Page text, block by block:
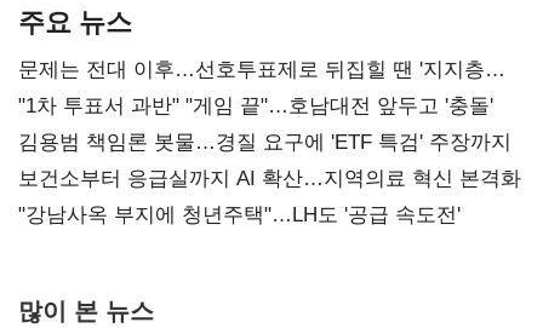
주요 뉴스
문제는 전대 이후…선호투표제로 뒤집힐 땐 '지지층
불복'
"1차 투표서 과반" "게임 끝"…호남대전 앞두고 '충돌'
김용범 책임론 봇물…경질 요구에 'ETF 특검' 주장까지
보건소부터 응급실까지 AI 확산…지역의료 혁신 본격화
"강남사옥 부지에 청년주택"…LH도 '공급 속도전'
많이 본 뉴스